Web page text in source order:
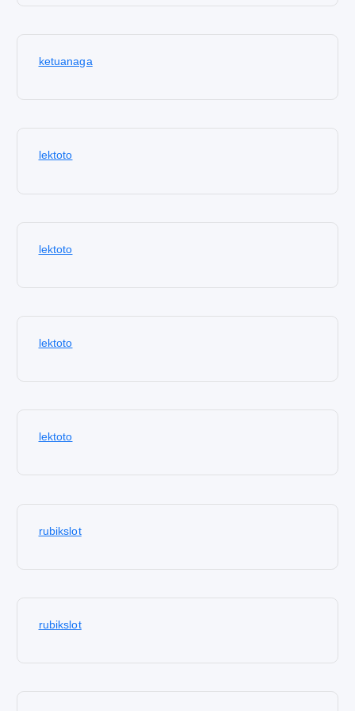
ketuanaga
lektoto
lektoto
lektoto
lektoto
rubikslot
rubikslot